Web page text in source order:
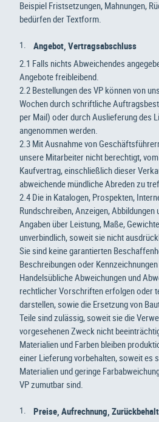
Beispiel Fristsetzungen, Mahnungen,
bedürfen der Textform.
Angebot, Vertragsabschluss
2.1 Falls nichts Abweichendes
Angebote freibleibend.
2.2 Bestellungen des VP können von
Wochen durch schriftliche
per Mail) oder durch Auslieferung des
angenommen werden.
2.3 Mit Ausnahme von
unsere Mitarbeiter nicht berechtigt,
Kaufvertrag, einschließlich dieser
abweichende mündliche Abreden zu
2.4 Die in Katalogen, Prospekten,
Rundschreiben, Anzeigen,
Angaben über Leistung, Maße,
unverbindlich, soweit sie nicht
Sie sind keine garantierten
Beschreibungen oder
Handelsübliche Abweichungen und
rechtlicher Vorschriften erfolgen oder
darstellen, sowie die Ersetzung von
Teile sind zulässig, soweit sie die
vorgesehenen Zweck nicht
Materialien und Farben bleiben
einer Lieferung vorbehalten, soweit es
Materialien und geringe
VP zumutbar sind.
Preise, Aufrechnung,